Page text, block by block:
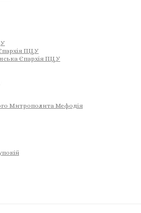
ПЦУ
Єпархія ПЦУ
Митрополита Мефодія